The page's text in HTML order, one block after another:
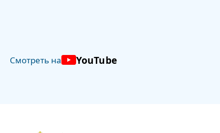
Смотреть на YouTube